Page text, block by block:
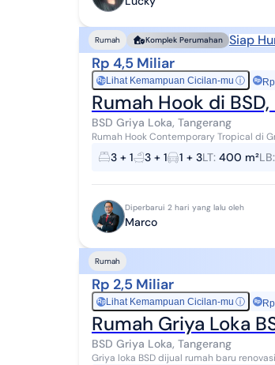
Rumah Komplek Perumahan Siap
Rp 4,5 Miliar
RpLihat Kemampuan Cicilan-mu ⓘ
Rumah Hook di
BSD Griya Loka, Tangerang
Rumah Hook Contemporary Tropical di Griya
langka memiliki hunian nyaman di
3 + 1 3 + 1 1 + 3LT: 400 m²LB:
Diperbarui 2 hari yang lalu oleh
Marco
Rumah
Rp 2,5 Miliar
RpLihat Kemampuan Cicilan-mu ⓘ
Rumah Griya Loka
BSD Griya Loka, Tangerang
Griya loka BSD dijual rumah baru renovasi luas 162 bangunan 150 kt 3+1 km 2+1 surat SHM Harga Rp.